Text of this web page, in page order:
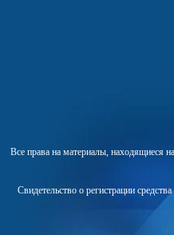
Все права на материалы, находящиеся
Свидетельство о регистрации